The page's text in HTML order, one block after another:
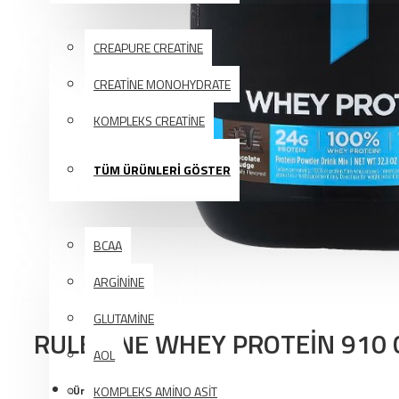
CREAPURE CREATİNE
CREATİNE MONOHYDRATE
KOMPLEKS CREATİNE
TÜM ÜRÜNLERİ GÖSTER
AMINO ASIT
BCAA
ARGİNİNE
GLUTAMİNE
AOL
KOMPLEKS AMİNO ASİT
RULE ONE WHEY PROTEİN 910
Ürün Kodu: PP0922